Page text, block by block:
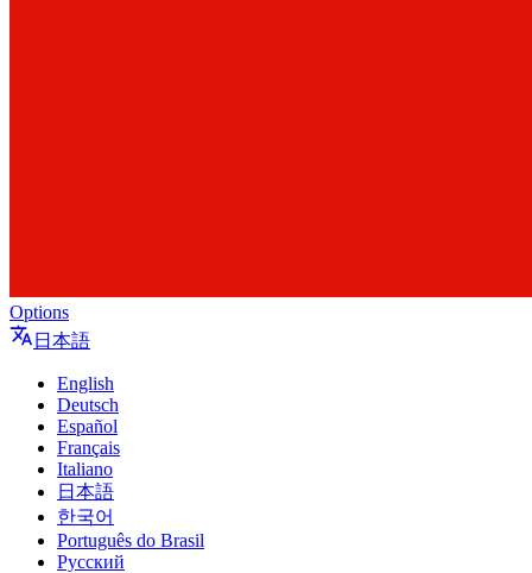
Options
日本語
English
Deutsch
Español
Français
Italiano
日本語
한국어
Português do Brasil
Русский